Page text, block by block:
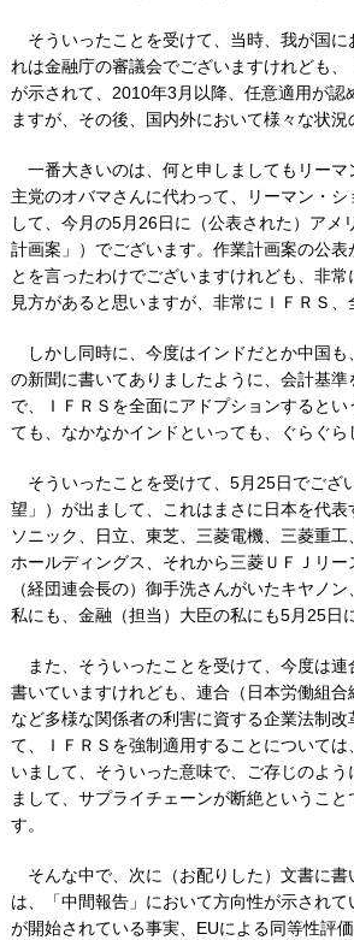
そういったことを受けて、当時、我が国
れは金融庁の審議会でございますけれども
が示されて、2010年3月以降、任意適用が
ますが、その後、国内外において様々な状況
一番大きいのは、何と申しましてもリー
主党のオバマさんに代わって、リーマン・
して、今月の5月26日に（公表された）ア
計画案」）でございます。作業計画案の公
とを言ったわけでございますけれども、非
見方があると思いますが、非常にＩＦＲＳ
しかし同時に、今度はインドだとか中国
の新聞に書いてありましたように、会計基
で、ＩＦＲＳを全面にアドプションすると
ても、なかなかインドといっても、ぐらぐ
そういったことを受けて、5月25日でござ
望」）が出まして、これはまさに日本を代
ソニック、日立、東芝、三菱電機、三菱重
ホールディングス、それから三菱ＵＦＪリ
（経団連会長の）御手洗さんがいたキヤノ
私にも、金融（担当）大臣の私にも5月25日
また、そういったことを受けて、今度は
書いていますけれども、連合（日本労働組
など多様な関係者の利害に資する企業法制
て、ＩＦＲＳを強制適用することについて
いまして、そういった意味で、ご存じのよ
まして、サプライチェーンが断絶というこ
す。
そんな中で、次に（お配りした）文書に
は、「中間報告」において方向性が示され
が開始されている事実、EUによる同等性評